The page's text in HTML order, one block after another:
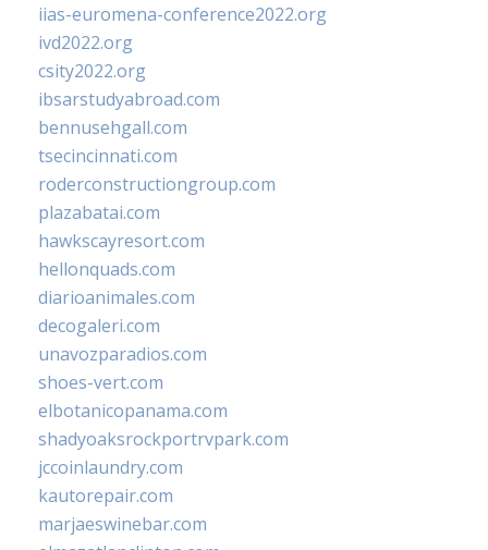
iias-euromena-conference2022.org
ivd2022.org
csity2022.org
ibsarstudyabroad.com
bennusehgall.com
tsecincinnati.com
roderconstructiongroup.com
plazabatai.com
hawkscayresort.com
hellonquads.com
diarioanimales.com
decogaleri.com
unavozparadios.com
shoes-vert.com
elbotanicopanama.com
shadyoaksrockportrvpark.com
jccoinlaundry.com
kautorepair.com
marjaeswinebar.com